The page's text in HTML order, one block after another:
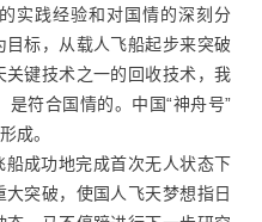
实践经验和对国情的深刻分
标，从载人飞船起步来突破
键技术之一的回收技术，我
符合国情的。中国“神舟号”
成。
船成功地完成首次无人状态下
突破，使国人飞天梦想指日